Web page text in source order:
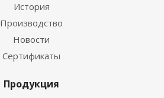
История
Производство
Новости
Сертификаты
Продукция